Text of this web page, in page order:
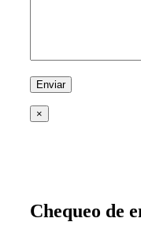
×
Chequeo de